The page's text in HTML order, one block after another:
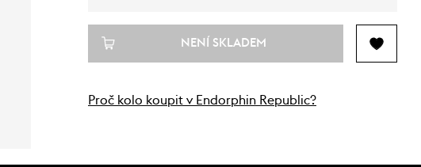
NENÍ SKLADEM
Proč kolo koupit v Endorphin Republic?